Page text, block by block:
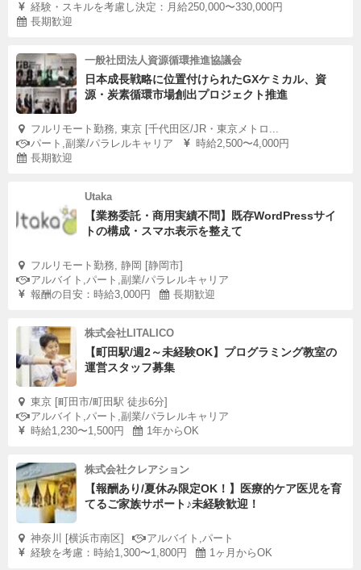
経験・スキルを考慮し決定：月給250,000〜330,000円
長期歓迎
一般社団法人資源循環推進協議会
日本成長戦略に位置付けられたGXケミカル、資
源・炭素循環市場創出プロジェクト推進
フルリモート勤務, 東京 [千代田区/JR・東京メトロ...
パート,副業/パラレルキャリア
時給2,500〜4,000円
長期歓迎
Utaka
【業務委託・商用実績不問】既存WordPressサイ
トの構成・スマホ表示を整えて
フルリモート勤務, 静岡 [静岡市]
アルバイト,パート,副業/パラレルキャリア
報酬の目安：時給3,000円
長期歓迎
株式会社LITALICO
【町田駅/週2～未経験OK】プログラミング教室の
運営スタッフ募集
東京 [町田市/町田駅 徒歩6分]
アルバイト,パート,副業/パラレルキャリア
時給1,230〜1,500円
1年からOK
株式会社クレアション
【報酬あり/夏休み限定OK！】医療的ケア医児を育
てるご家族サポート♪未経験歓迎！
神奈川 [横浜市南区]
アルバイト,パート
経験を考慮：時給1,300〜1,800円
1ヶ月からOK